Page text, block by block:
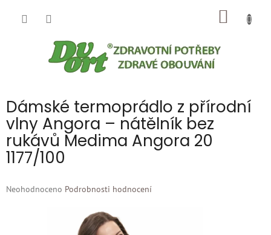
Dámské termoprádlo z přírodní
vlny Angora – nátělník bez
rukávů Medima Angora 20
1177/100
Průměrné
Neohodnoceno Podrobnosti hodnocení